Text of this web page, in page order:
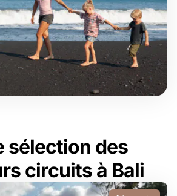
sélection des
circuits à Bali